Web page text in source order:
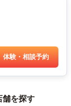
体験・相談予約
舗を探す